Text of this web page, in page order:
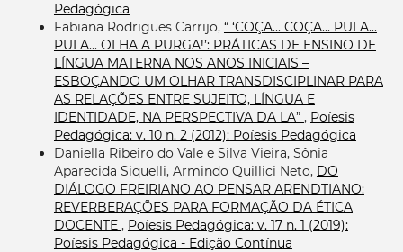
Pedagógica
Fabiana Rodrigues Carrijo, “ ‘COÇA... COÇA... PULA...
PULA... OLHA A PURGA!’: PRÁTICAS DE ENSINO DE
LÍNGUA MATERNA NOS ANOS INICIAIS –
ESBOÇANDO UM OLHAR TRANSDISCIPLINAR PARA
AS RELAÇÕES ENTRE SUJEITO, LÍNGUA E
IDENTIDADE, NA PERSPECTIVA DA LA” , Poíesis
Pedagógica: v. 10 n. 2 (2012): Poíesis Pedagógica
Daniella Ribeiro do Vale e Silva Vieira, Sônia
Aparecida Siquelli, Armindo Quillici Neto, DO
DIÁLOGO FREIRIANO AO PENSAR ARENDTIANO:
REVERBERAÇÕES PARA FORMAÇÃO DA ÉTICA
DOCENTE , Poíesis Pedagógica: v. 17 n. 1 (2019):
Poíesis Pedagógica - Edição Contínua